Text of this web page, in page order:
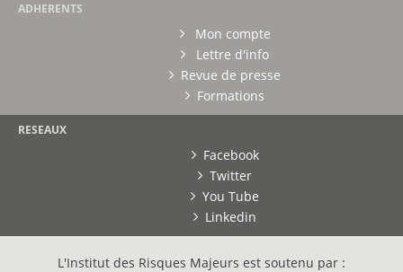
ADHERENTS
Mon compte
Lettre d'info
Revue de presse
Formations
RESEAUX
Facebook
Twitter
You Tube
Linkedin
L'Institut des Risques Majeurs est soutenu par :